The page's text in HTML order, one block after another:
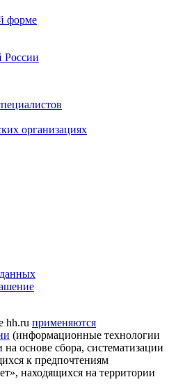
форме
России
организациях
hh.ru применяются
(информационные технологии
основе сбора, систематизации
к предпочтениям
находящихся на территории